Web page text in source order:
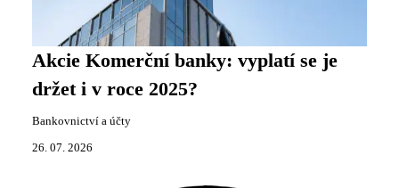
Akcie Komerční banky: vyplatí se je
držet i v roce 2025?
Bankovnictví a účty
26. 07. 2026